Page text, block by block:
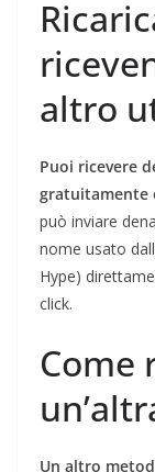
altro
Puoi ricevere
gratuitamente
può inviare
nome usato
Hype)
click.
Come
Un altro